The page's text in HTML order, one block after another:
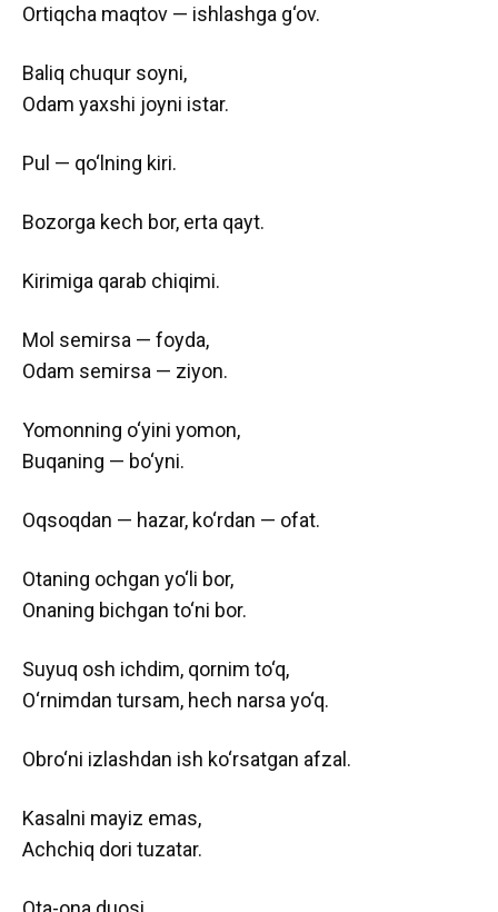
Ortiqcha maqtov — ishlashga g‘ov.
Baliq chuqur soyni,
Odam yaxshi joyni istar.
Pul — qo‘lning kiri.
Bozorga kech bor, erta qayt.
Kirimiga qarab chiqimi.
Mol semirsa — foyda,
Odam semirsa — ziyon.
Yomonning o‘yini yomon,
Buqaning — bo‘yni.
Oqsoqdan — hazar, ko‘rdan — ofat.
Otaning ochgan yo‘li bor,
Onaning bichgan to‘ni bor.
Suyuq osh ichdim, qornim to‘q,
O‘rnimdan tursam, hech narsa yo‘q.
Obro‘ni izlashdan ish ko‘rsatgan afzal.
Kasalni mayiz emas,
Achchiq dori tuzatar.